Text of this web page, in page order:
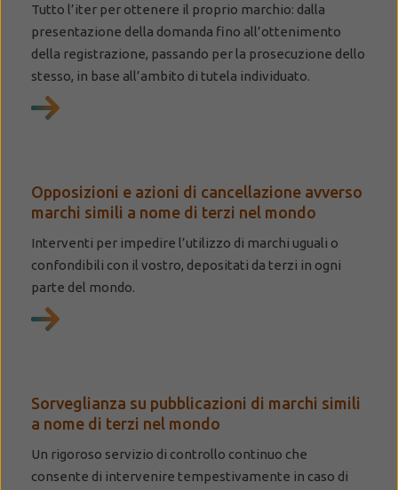
Tutto l’iter per ottenere il proprio marchio: dalla
presentazione della domanda fino all’ottenimento
della registrazione, passando per la prosecuzione dello
stesso, in base all’ambito di tutela individuato.
Opposizioni e azioni di cancellazione avverso
marchi simili a nome di terzi nel mondo
Interventi per impedire l’utilizzo di marchi uguali o
confondibili con il vostro, depositati da terzi in ogni
parte del mondo.
Sorveglianza su pubblicazioni di marchi simili
a nome di terzi nel mondo
Un rigoroso servizio di controllo continuo che
consente di intervenire tempestivamente in caso di